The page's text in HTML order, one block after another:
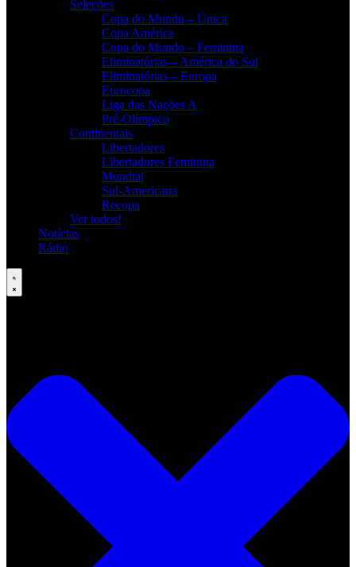
Seleções
Copa do Mundo – Única
Copa América
Copa do Mundo – Feminina
Eliminatórias – América do Sul
Eliminatórias – Europa
Eurocopa
Liga das Nações A
Pré-Olímpico
Continentais
Libertadores
Libertadores Feminina
Mundial
Sul-Americana
Recopa
Ver todos!
Notícias
Rádio